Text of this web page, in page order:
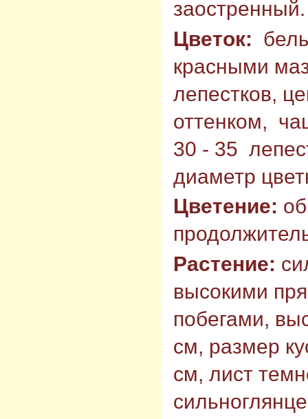
заостренный.
Цветок:
красными
лепестков,
оттенком,
30 - 35
диаметр
Цветение:
Растение:
высокими
побегами,
см, размер
см, лист